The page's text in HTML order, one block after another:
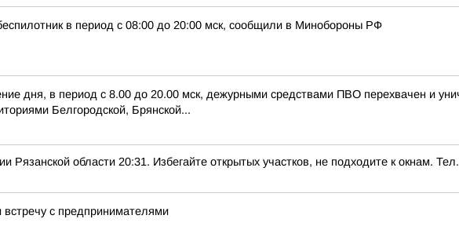
в период с 08:00 до 20:00 мск, сообщили в Минобороны РФ
дня, в период с 8.00 до 20.00 мск, дежурными средствами ПВО перехвачен и
Белгородской, Брянской...
области 20:31. Избегайте открытых участков, не подходите к окнам.
с предпринимателями